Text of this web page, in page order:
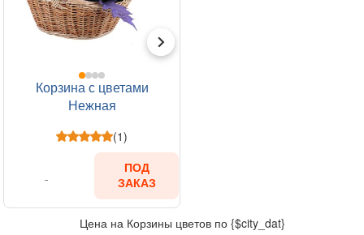
Корзина с цветами
Нежная
(1)
ПОД
ЗАКАЗ
Цена на Корзины цветов по {$city_dat}